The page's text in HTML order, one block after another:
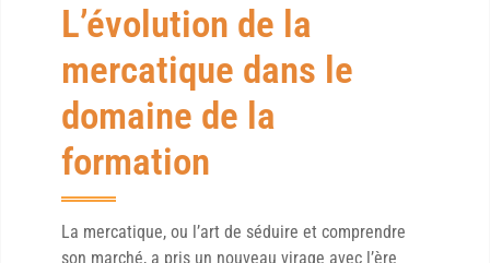
L’évolution de la
mercatique dans le
domaine de la
formation
La mercatique, ou l’art de séduire et comprendre
son marché, a pris un nouveau virage avec l’ère